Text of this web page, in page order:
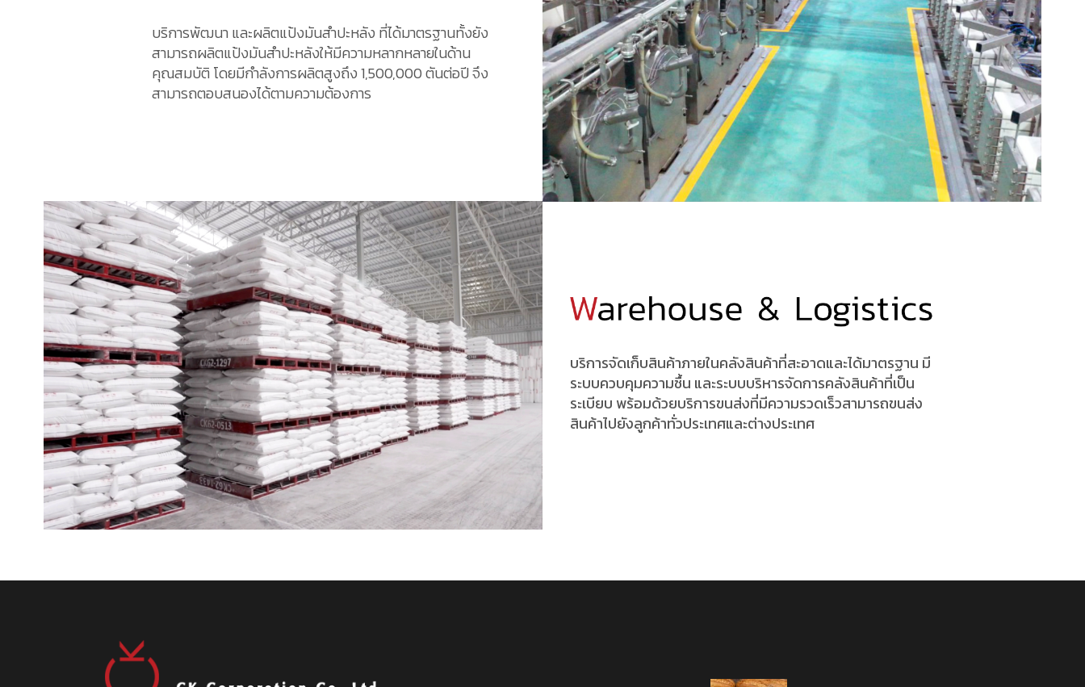
บริการพัฒนา และผลิตแป้งมันสำปะหลัง ที่ได้มาตรฐานทั้งยัง
สามารถผลิตแป้งมันสำปะหลังให้มีความหลากหลายในด้าน
คุณสมบัติ โดยมีกำลังการผลิตสูงถึง 1,500,000 ตันต่อปี จึง
สามารถตอบสนองได้ตามความต้องการ
บริการจัดเก็บสินค้าภายในคลังสินค้าที่สะอาดและได้มาตรฐาน มี
ระบบควบคุมความชื้น และระบบบริหารจัดการคลังสินค้าที่เป็น
ระเบียบ พร้อมด้วยบริการขนส่งที่มีความรวดเร็วสามารถขนส่ง
สินค้าไปยังลูกค้าทั่วประเทศและต่างประเทศ